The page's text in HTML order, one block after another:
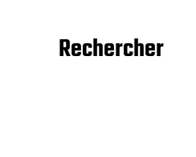
Rechercher